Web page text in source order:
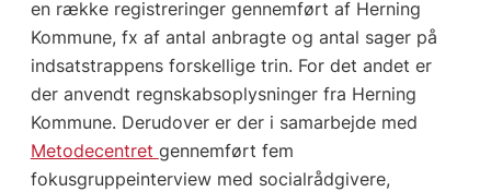
en række registreringer gennemført af Herning
Kommune, fx af antal anbragte og antal sager på
indsatstrappens forskellige trin. For det andet er
der anvendt regnskabsoplysninger fra Herning
Kommune. Derudover er der i samarbejde med
Metodecentret gennemført fem
fokusgruppeinterview med socialrådgivere,